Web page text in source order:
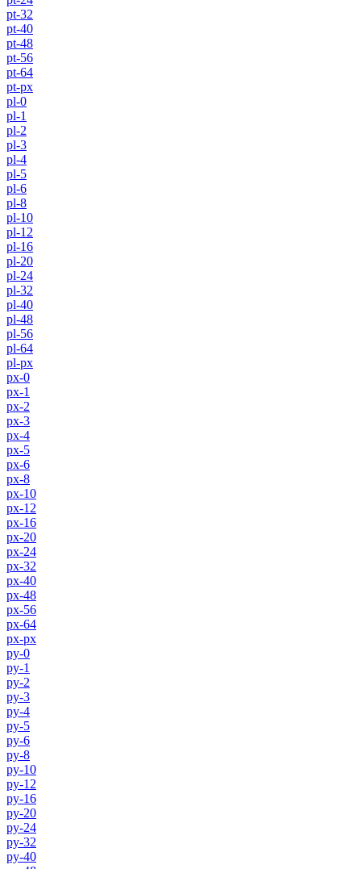
pt-32
pt-40
pt-48
pt-56
pt-64
pt-px
pl-0
pl-1
pl-2
pl-3
pl-4
pl-5
pl-6
pl-8
pl-10
pl-12
pl-16
pl-20
pl-24
pl-32
pl-40
pl-48
pl-56
pl-64
pl-px
px-0
px-1
px-2
px-3
px-4
px-5
px-6
px-8
px-10
px-12
px-16
px-20
px-24
px-32
px-40
px-48
px-56
px-64
px-px
py-0
py-1
py-2
py-3
py-4
py-5
py-6
py-8
py-10
py-12
py-16
py-20
py-24
py-32
py-40